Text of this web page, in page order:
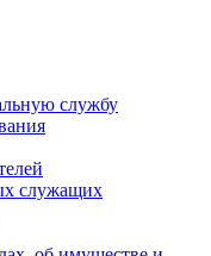
службу
служащих